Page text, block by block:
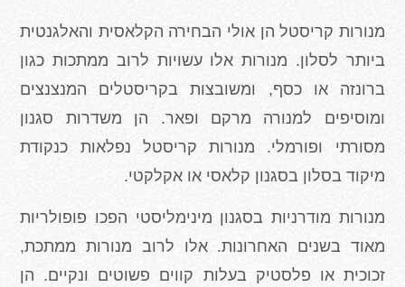
מנורות קריסטל הן אולי הבחירה הקלאסית והאלגנטית
ביותר לסלון. מנורות אלו עשויות לרוב ממתכות כגון
ברונזה או כסף, ומשובצות בקריסטלים המנצנצים
ומוסיפים למנורה מרקם ופאר. הן משדרות סגנון
מסורתי ופורמלי. מנורות קריסטל נפלאות כנקודת
מיקוד בסלון בסגנון קלאסי או אקלקטי.
מנורות מודרניות בסגנון מינימליסטי הפכו פופולריות
מאוד בשנים האחרונות. אלו לרוב מנורות ממתכת,
זכוכית או פלסטיק בעלות קווים פשוטים ונקיים. הן